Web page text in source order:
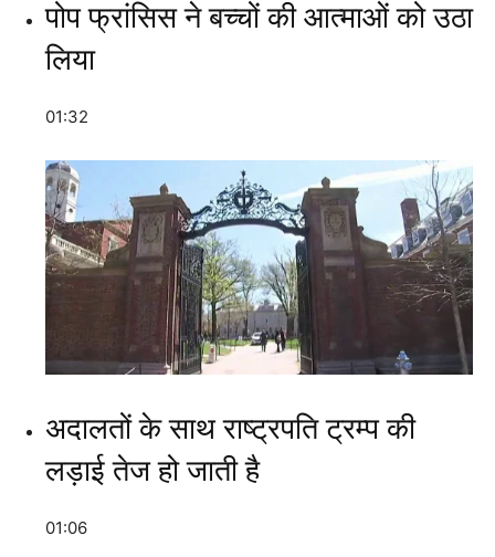
पोप फ्रांसिस ने बच्चों की आत्माओं को उठा
लिया
01:32
अदालतों के साथ राष्ट्रपति ट्रम्प की
लड़ाई तेज हो जाती है
01:06